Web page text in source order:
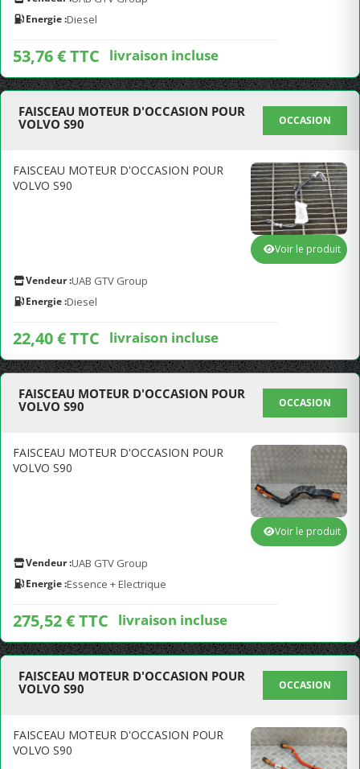
Energie :Diesel
53,76 € TTC livraison incluse
FAISCEAU MOTEUR D'OCCASION POUR
VOLVO S90
OCCASION
FAISCEAU MOTEUR D'OCCASION POUR
VOLVO S90
Vendeur :UAB GTV Group
Energie :Diesel
22,40 € TTC livraison incluse
Voir le produit
FAISCEAU MOTEUR D'OCCASION POUR
VOLVO S90
OCCASION
FAISCEAU MOTEUR D'OCCASION POUR
VOLVO S90
Vendeur :UAB GTV Group
Energie :Essence + Electrique
275,52 € TTC livraison incluse
Voir le produit
FAISCEAU MOTEUR D'OCCASION POUR
VOLVO S90
OCCASION
FAISCEAU MOTEUR D'OCCASION POUR
VOLVO S90